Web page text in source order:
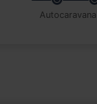
autocaravana